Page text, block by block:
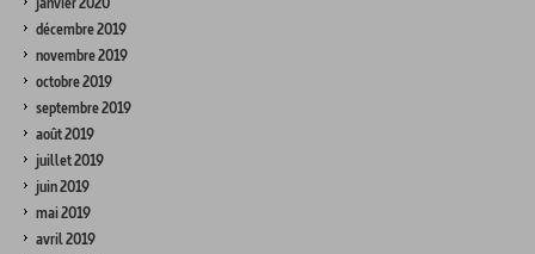
décembre 2019
novembre 2019
octobre 2019
septembre 2019
août 2019
juillet 2019
juin 2019
mai 2019
avril 2019